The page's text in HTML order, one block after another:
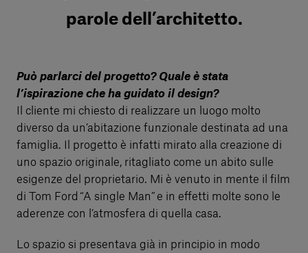
parole dell’architetto.
Può parlarci del progetto? Quale è stata
l’ispirazione che ha guidato il design?
Il cliente mi chiesto di realizzare un luogo molto
diverso da un’abitazione funzionale destinata ad una
famiglia. Il progetto è infatti mirato alla creazione di
uno spazio originale, ritagliato come un abito sulle
esigenze del proprietario. Mi è venuto in mente il film
di Tom Ford “A single Man” e in effetti molte sono le
aderenze con l’atmosfera di quella casa.
Lo spazio si presentava già in principio in modo